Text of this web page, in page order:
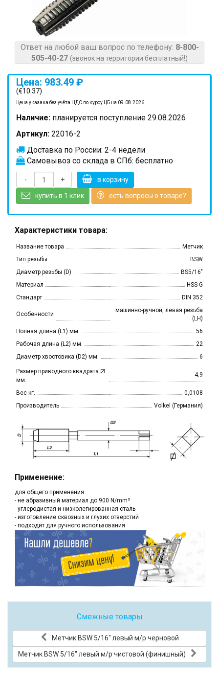
Ответ на любой ваш вопрос по телефону: 8-800-
505-40-27 (звонок на территории бесплатный!)
Цена: 983.49 ₽
(€10.37)
Цена указана без учёта НДС по курсу ЦБ на 09.08.2026
Наличие: планируется поступление 29.08.2026
Артикул: 22016-2
Доставка по России: 2-4 недели
Самовывоз со склада в СПб: бесплатно
- + в корзину
купить в 1 клик есть вопросы о товаре?
Характеристики товара:
Название товара
Метчик
Тип резьбы
BSW
Диаметр резьбы (D)
BS5/16"
Материал
HSS-G
Стандарт
DIN 352
Особенности
машинно-ручной, левая резьба
(LH)
Полная длина (L1) мм.
56
Рабочая длина (L2) мм.
22
Диаметр хвостовика (D2) мм.
6
Размер приводного квадрата ⧄
мм.
4.9
Вес кг.
0,0108
Производитель
Volkel (Германия)
Применение:
для общего применения
- не абразивный материал до 900 N/mm²
- углеродистая и низколегированная сталь
- изготовление сквозных и глухих отверстий
- подходит для ручного использования
Смежные товары
Метчик BSW 5/16" левый м/р черновой
Метчик BSW 5/16" левый м/р чистовой (финишный)